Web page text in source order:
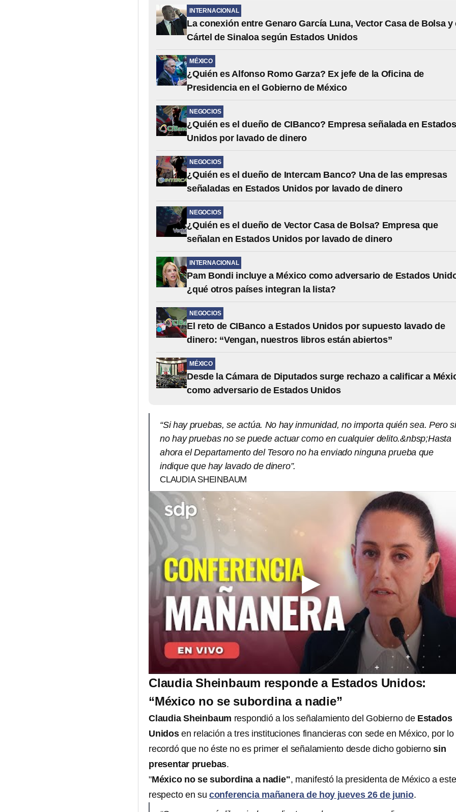
INTERNACIONAL
La conexión entre Genaro García Luna, Vector Casa de Bolsa y
Cártel de Sinaloa según Estados Unidos
MÉXICO
¿Quién es Alfonso Romo Garza? Ex jefe de la Oficina de
Presidencia en el Gobierno de México
NEGOCIOS
¿Quién es el dueño de CIBanco? Empresa señalada en Estados
Unidos por lavado de dinero
NEGOCIOS
¿Quién es el dueño de Intercam Banco? Una de las empresas
señaladas en Estados Unidos por lavado de dinero
NEGOCIOS
¿Quién es el dueño de Vector Casa de Bolsa? Empresa que
señalan en Estados Unidos por lavado de dinero
INTERNACIONAL
Pam Bondi incluye a México como adversario de Estados
¿qué otros países integran la lista?
NEGOCIOS
El reto de CIBanco a Estados Unidos por supuesto lavado de
dinero: “Vengan, nuestros libros están abiertos”
MÉXICO
Desde la Cámara de Diputados surge rechazo a calificar a
como adversario de Estados Unidos
“Si hay pruebas, se actúa. No hay inmunidad, no importa quién sea. Pero si
no hay pruebas no se puede actuar como en cualquier delito.&nbsp;Hasta
ahora el Departamento del Tesoro no ha enviado ninguna prueba que
indique que hay lavado de dinero”.
CLAUDIA SHEINBAUM
Claudia Sheinbaum responde a Estados Unidos:
“México no se subordina a nadie”
Claudia Sheinbaum respondió a los señalamiento del Gobierno de Estados
Unidosen relación a tres instituciones financieras con sede en México, por lo
recordó que no éste no es primer el señalamiento desde dicho gobiernosin
presentar pruebas.
"México no se subordina a nadie", manifestó la presidenta de México a este
respecto en su conferencia mañanera de hoy jueves 26 de junio.